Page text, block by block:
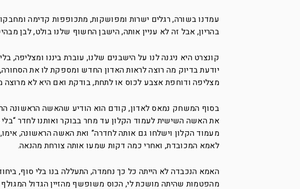
עמדנו בשורה, רגלים ישרות ומפושקות, מתכופפות קדימה
בהריון, אבל זה לא עניין אותה, הישבן החשוף שלנו בולט, לבן
קונצרט היא ניגנה לנו על הישבנים שלנו, עוברת ביננו
יודעת בדיוק מה רוצה לראות האדון החדש ומספקת לו את
מצליפה ודוחפת אצבע לכוס או לתחת, בודקת ואם היא לא
בסוף המשחק נמאס לאדון, קודם הוא הודיע שהאשה הראשונה
את האשה השישית לעמוד הקלון עד מחר בבוקר ואותנו לחדר
מעמוד הקלון וישלחו גם אותה לחדרה” ואת האשה הראשונה,
לאמא המכובדת, ואחרי כמה דקות שמעו אותה צורחת מהנאה.
האמא הנכבדה לא הייתה כל כך נחמדה, התעללה בנו בלי סוף,
מהפטמות שהיתה מושכת לי, הכוס משופשף מהזיין הגדול